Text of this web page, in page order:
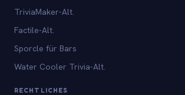
TriviaMaker-Alt.
Factile-Alt.
Sporcle für Bars
Water Cooler Trivia-Alt.
RECHTLICHES